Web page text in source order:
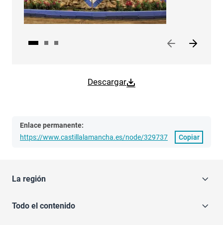
Descargar
Enlace permanente:
https://www.castillalamancha.es/node/329737
Copiar
La región
Todo el contenido